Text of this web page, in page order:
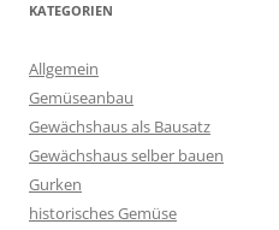
KATEGORIEN
Allgemein
Gemüseanbau
Gewächshaus als Bausatz
Gewächshaus selber bauen
Gurken
historisches Gemüse